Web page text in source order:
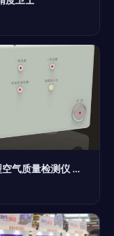
人防工程核生化检测防护系统RFQC01型空气质量检测仪 守护地下国防空间的“隐形卫士”